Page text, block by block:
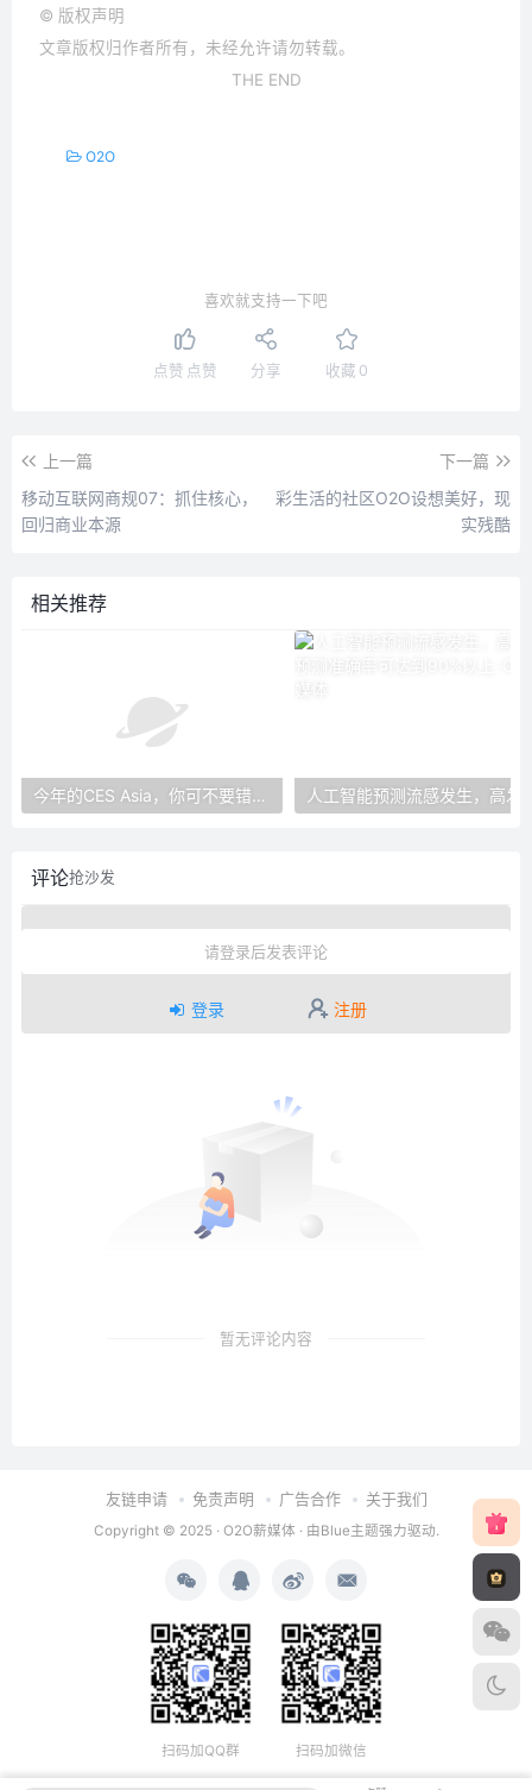
© 版权声明
文章版权归作者所有，未经允许请勿转载。
THE END
O2O
喜欢就支持一下吧
点赞 点赞 分享 收藏 0
上一篇
移动互联网商规07：抓住核心，
回归商业本源
下一篇
彩生活的社区O2O设想美好，现
实残酷
相关推荐
今年的CES Asia，你可不要错过这些自动驾驶看点
评论抢沙发
请登录后发表评论
登录 注册
暂无评论内容
友链申请 免责声明 广告合作 关于我们
Copyright © 2025 · O2O薪媒体 · 由Blue主题强力驱动.
扫码加QQ群 扫码加微信